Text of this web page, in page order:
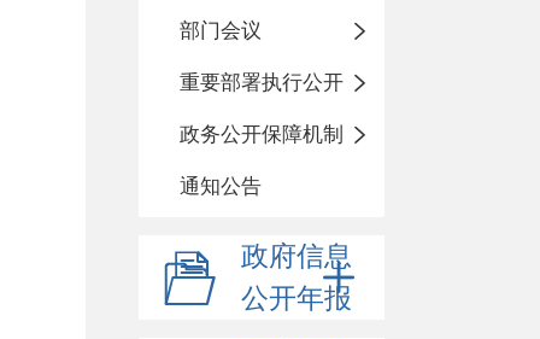
部门会议
重要部署执行公开
政务公开保障机制
通知公告
政府信息
公开年报